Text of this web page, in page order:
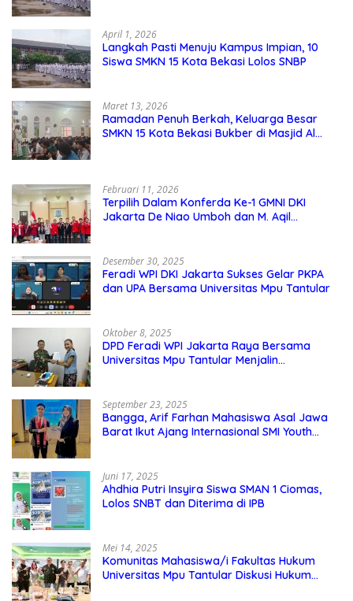
April 1, 2026
Langkah Pasti Menuju Kampus Impian, 10
Siswa SMKN 15 Kota Bekasi Lolos SNBP
Maret 13, 2026
Ramadan Penuh Berkah, Keluarga Besar
SMKN 15 Kota Bekasi Bukber di Masjid Al
Februari 11, 2026
Terpilih Dalam Konferda Ke-1 GMNI DKI
Jakarta De Niao Umboh dan M. Aqil
Desember 30, 2025
Feradi WPI DKI Jakarta Sukses Gelar PKPA
dan UPA Bersama Universitas Mpu Tantular
Oktober 8, 2025
DPD Feradi WPI Jakarta Raya Bersama
Universitas Mpu Tantular Menjalin
September 23, 2025
Bangga, Arif Farhan Mahasiswa Asal Jawa
Barat Ikut Ajang Internasional SMI Youth
Juni 17, 2025
Ahdhia Putri Insyira Siswa SMAN 1 Ciomas,
Lolos SNBT dan Diterima di IPB
Mei 14, 2025
Komunitas Mahasiswa/i Fakultas Hukum
Universitas Mpu Tantular Diskusi Hukum